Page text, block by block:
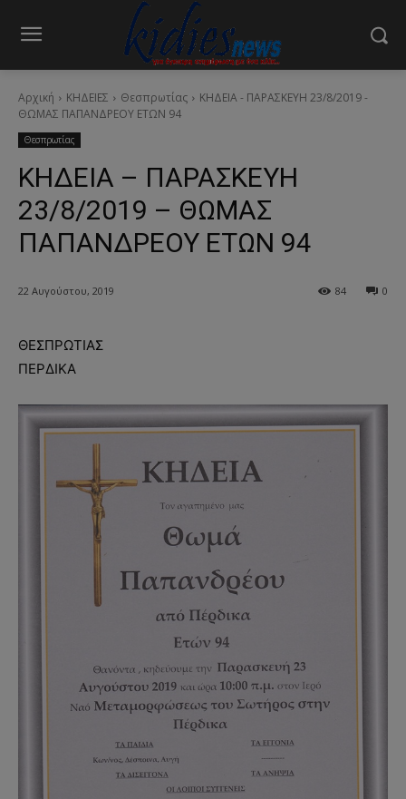
Αρχική ΚΗΔΕΙΕΣ Θεσπρωτίας
ΚΗΔΕΙΑ - ΠΑΡΑΣΚΕΥΗ 23/8/2019 -
ΘΩΜΑΣ ΠΑΠΑΝΔΡΕΟΥ ΕΤΩΝ 94
Θεσπρωτίας
ΚΗΔΕΙΑ – ΠΑΡΑΣΚΕΥΗ
23/8/2019 – ΘΩΜΑΣ
ΠΑΠΑΝΔΡΕΟΥ ΕΤΩΝ 94
22 Αυγούστου, 2019 0
84
ΘΕΣΠΡΩΤΙΑΣ
ΠΕΡΔΙΚΑ